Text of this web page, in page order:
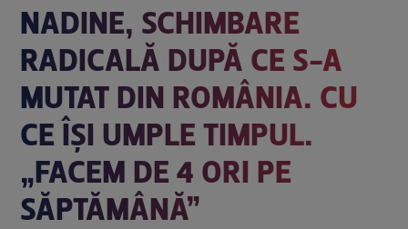
NADINE, SCHIMBARE
RADICALĂ DUPĂ CE S-A
MUTAT DIN ROMÂNIA. CU
CE ÎȘI UMPLE TIMPUL.
„FACEM DE 4 ORI PE
SĂPTĂMÂNĂ”